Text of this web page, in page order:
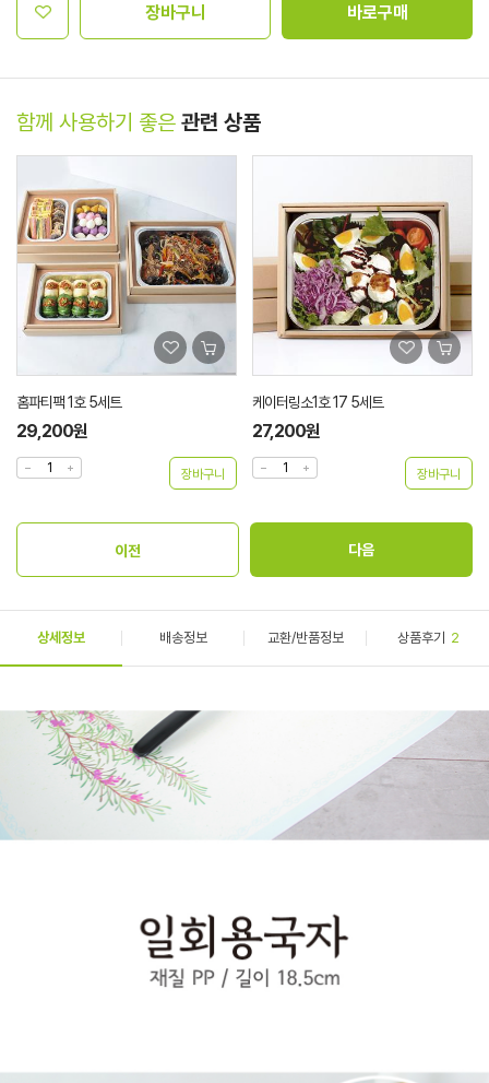
장바구니 바로구매
함께 사용하기 좋은 관련 상품
홈파티팩 1호 5세트
29,200원
케이터링소1호 17 5세트
27,200원
상세정보 배송정보 교환/반품정보 상품후기 2